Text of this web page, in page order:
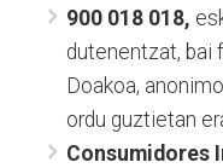
900 018 018,
dutenentzat, bai
Doakoa,
ordu guztietan
Consumidores